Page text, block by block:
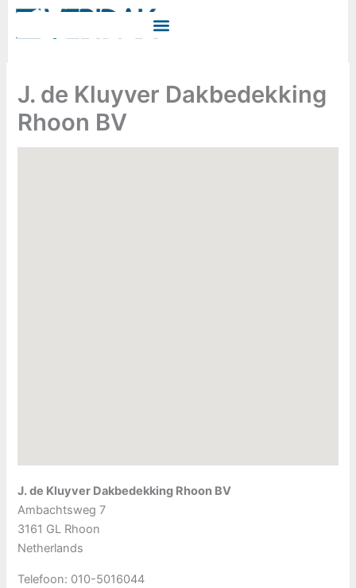
J. de Kluyver Dakbedekking
Rhoon BV
J. de Kluyver Dakbedekking Rhoon BV
Ambachtsweg 7
3161 GL Rhoon
Netherlands
Telefoon: 010-5016044